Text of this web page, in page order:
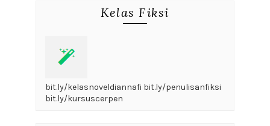
Kelas Fiksi
bit.ly/kelasnoveldiannafi bit.ly/penulisanfiksi
bit.ly/kursuscerpen